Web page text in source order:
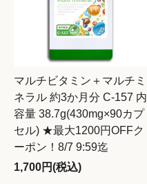
マルチビタミン＋マルチミ
ネラル 約3か月分 C-157 内
容量 38.7g(430mg×90カプ
セル) ★最大1200円OFFク
ーポン！8/7 9:59迄
1,700円(税込)